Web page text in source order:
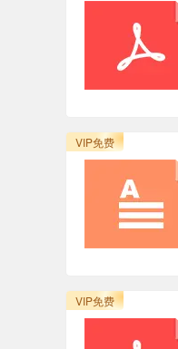
VIP免费
VIP免费